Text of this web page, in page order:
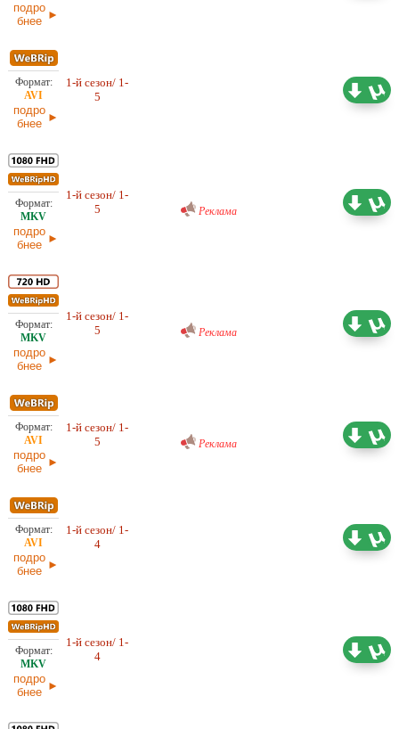
подро
бнее
подро
бнее
1-й сезон/ 1-
5
подро
бнее
1-й сезон/ 1-
5
Реклама
подро
бнее
1-й сезон/ 1-
5
Реклама
подро
бнее
1-й сезон/ 1-
5
Реклама
подро
бнее
1-й сезон/ 1-
4
подро
бнее
1-й сезон/ 1-
4